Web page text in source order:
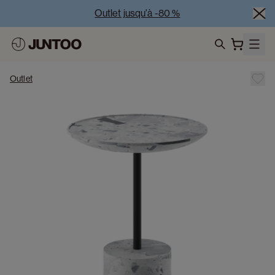
Outlet jusqu'à -80 %
Liquidation des modèles d'exposition – Visitez nos
showrooms
Vente Conjointe -50% à l’achat de minimum 2 meubles
Outlet